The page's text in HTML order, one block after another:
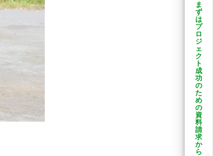
ま
ず
は
プ
ロ
ジ
ェ
ク
ト
成
功
の
た
め
の
資
料
請
求
か
ら